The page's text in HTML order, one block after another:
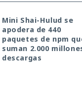
Mini Shai-Hulud se
apodera de 440
paquetes de npm
suman 2.000
descargas